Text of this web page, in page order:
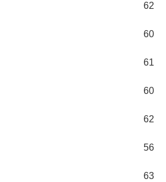
62
60
61
60
62
56
63